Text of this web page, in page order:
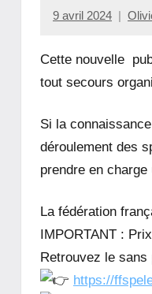
9 avril 2024
Cette nouvelle
tout secours
Si la
déroulement des
prendre en
La fédération
IMPORTANT :
Retrouvez le sans
https://